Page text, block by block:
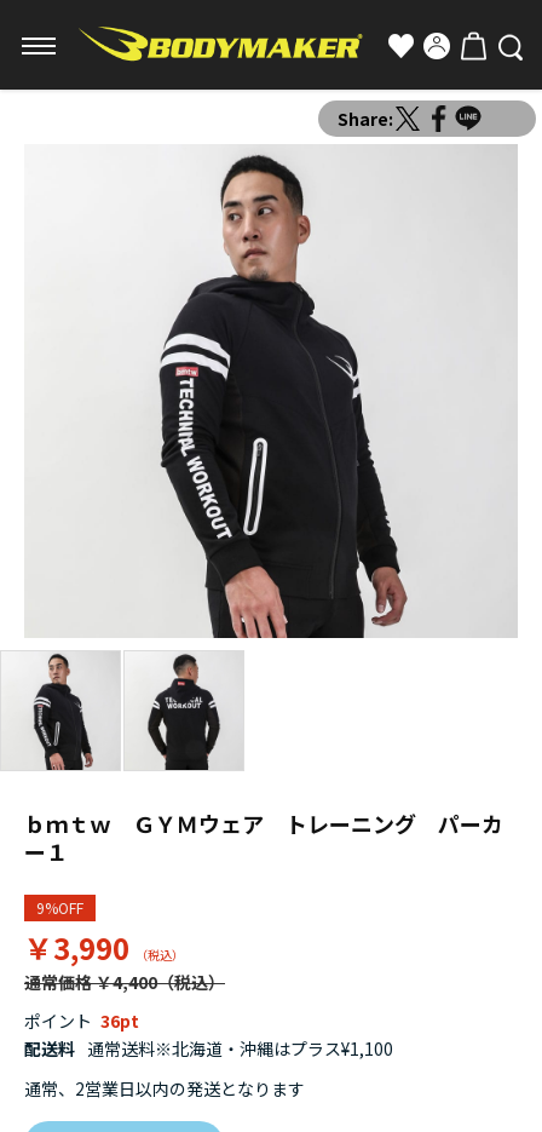
Share:
ｂｍｔｗ ＧＹＭウェア トレーニング パーカ
ー１
9%OFF
￥3,990
通常価格 ￥4,400
ポイント 36
配送料 通常送料※北海道・沖縄はプラス¥1,100
通常、2営業日以内の発送となります